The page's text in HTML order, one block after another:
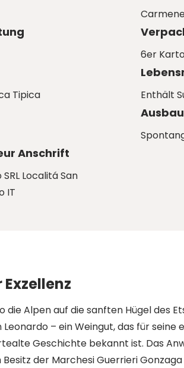
6er
Tipica Enthält
Ausbau
Anschrift
Localitá San
IT
die Alpen auf die sanften Hügel des
– ein Weingut, das für seine
Geschichte bekannt ist. Das
der Marchesi Guerrieri